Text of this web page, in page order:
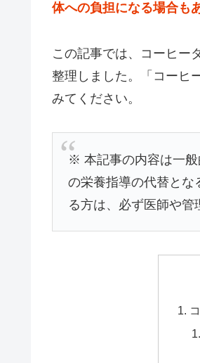
体への負担になる場合も
この記事では、コーヒー
整理しました。「コーヒ
みてください。
※ 本記事の内容は一般
の栄養指導の代替とな
る方は、必ず医師や管